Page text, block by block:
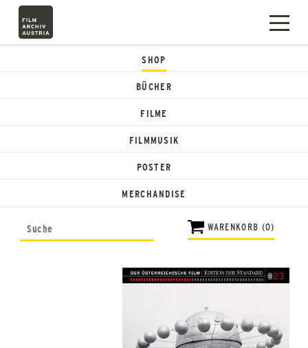
SHOP
BÜCHER
FILME
FILMMUSIK
POSTER
MERCHANDISE
WARENKORB (0)